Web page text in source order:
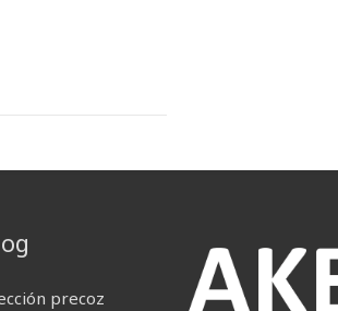
precoz